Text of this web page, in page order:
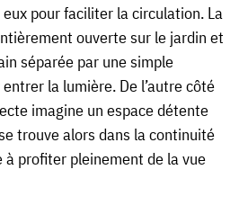
pour faciliter la circulation. La
ouverte sur le jardin et
séparée par une simple
la lumière. De l’autre côté
imagine un espace détente
trouve alors dans la continuité
à profiter pleinement de la vue